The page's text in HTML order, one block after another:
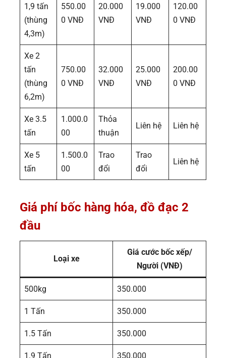
1,9 tấn
(thùng
4,3m)
550.00
0 VNĐ
20.000
VNĐ
19.000
VNĐ
120.00
0 VNĐ
Xe 2
tấn
(thùng
6,2m)
750.00
0 VNĐ
32.000
VNĐ
25.000
VNĐ
200.00
0 VNĐ
Xe 3.5
tấn
1.000.0
00
Thỏa
thuận
Liên hệ Liên hệ
Xe 5
tấn
1.500.0
00
Trao
đổi
Trao
đổi
Liên hệ
Giá phí bốc hàng hóa, đồ đạc 2
đầu
Loại xe
Giá cước bốc xếp/
Người (VNĐ)
500kg 350.000
1 Tấn 350.000
1.5 Tấn 350.000
1.9 Tấn 350.000